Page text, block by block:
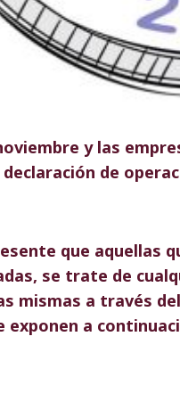
y las
de
que aquellas
se trate de
mismas a través
exponen a